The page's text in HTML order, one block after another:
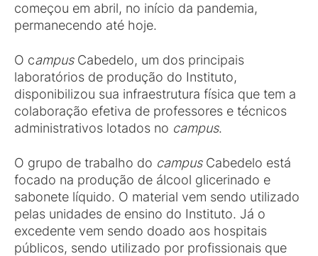
começou em abril, no início da pandemia,
permanecendo até hoje.
O campusCabedelo, um dos principais
laboratórios de produção do Instituto,
disponibilizou sua infraestrutura física que tem a
colaboração efetiva de professores e técnicos
administrativos lotados no campus.
O grupo de trabalho do campusCabedelo está
focado na produção de álcool glicerinado e
sabonete líquido. O material vem sendo utilizado
pelas unidades de ensino do Instituto. Já o
excedente vem sendo doado aos hospitais
públicos, sendo utilizado por profissionais que